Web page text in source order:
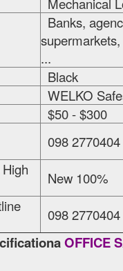
Banks,
...
Black
WELKO
$50 - $300
098 2770404
New 100%
098 2770404
OFFICE